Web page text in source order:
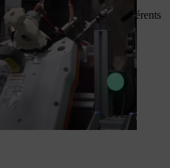
est emballée avec ses différents